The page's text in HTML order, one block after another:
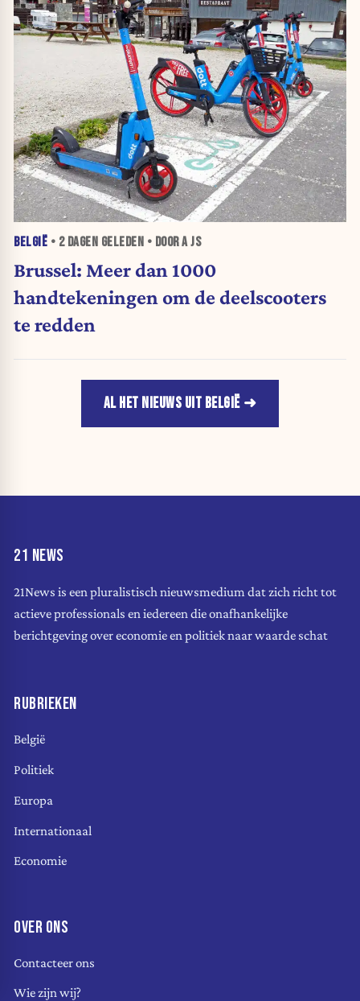
BELGIË • 2 DAGEN GELEDEN • DOOR A JS
Brussel: Meer dan 1000
handtekeningen om de deelscooters
te redden
AL HET NIEUWS UIT BELGIË
21 NEWS
21News is een pluralistisch nieuwsmedium dat zich richt tot
actieve professionals en iedereen die onafhankelijke
berichtgeving over economie en politiek naar waarde schat
RUBRIEKEN
België
Politiek
Europa
Internationaal
Economie
OVER ONS
Contacteer ons
Wie zijn wij?